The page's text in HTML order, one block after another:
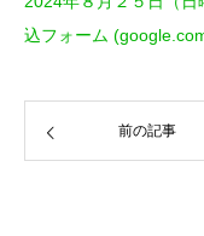
込フォーム
前の記事